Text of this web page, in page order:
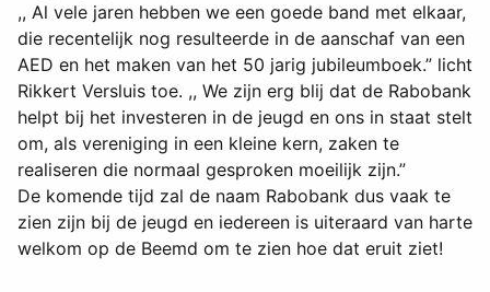
,, Al vele jaren hebben we een goede band met elkaar,
die recentelijk nog resulteerde in de aanschaf van een
AED en het maken van het 50 jarig jubileumboek.” licht
Rikkert Versluis toe. ,, We zijn erg blij dat de Rabobank
helpt bij het investeren in de jeugd en ons in staat stelt
om, als vereniging in een kleine kern, zaken te
realiseren die normaal gesproken moeilijk zijn.”
De komende tijd zal de naam Rabobank dus vaak te
zien zijn bij de jeugd en iedereen is uiteraard van harte
welkom op de Beemd om te zien hoe dat eruit ziet!